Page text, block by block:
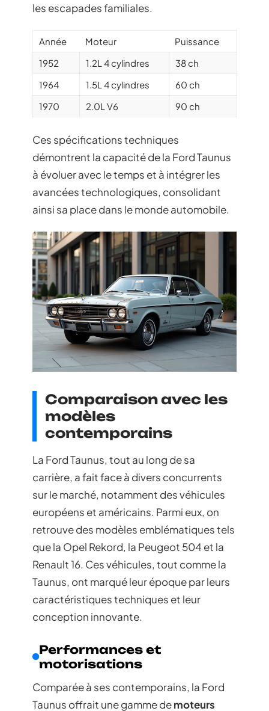
les escapades familiales.
Année Moteur
Puissance
1952
1.2L 4 cylindres
38 ch
1964
1.5L 4 cylindres
60 ch
1970
2.0L V6 90 ch
Ces spécifications techniques
démontrent la capacité de la Ford Taunus
à évoluer avec le temps et à intégrer les
avancées technologiques, consolidant
ainsi sa place dans le monde automobile.
Comparaison avec les
modèles
contemporains
La Ford Taunus, tout au long de sa
carrière, a fait face à divers concurrents
sur le marché, notamment des véhicules
européens et américains. Parmi eux, on
retrouve des modèles emblématiques tels
que la Opel Rekord, la Peugeot 504 et la
Renault 16. Ces véhicules, tout comme la
Taunus, ont marqué leur époque par leurs
caractéristiques techniques et leur
conception innovante.
Performances et
motorisations
Comparée à ses contemporains, la Ford
Taunus offrait une gamme demoteurs